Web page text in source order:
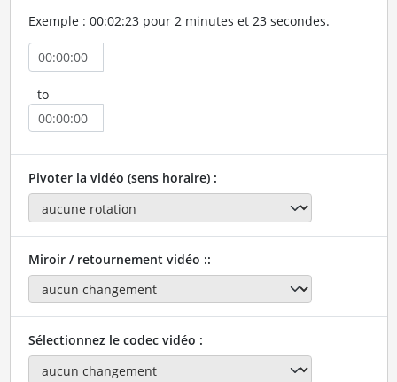
Exemple : 00:02:23 pour 2 minutes et 23 secondes.
to
Pivoter la vidéo (sens horaire) :
Miroir / retournement vidéo ::
Sélectionnez le codec vidéo :